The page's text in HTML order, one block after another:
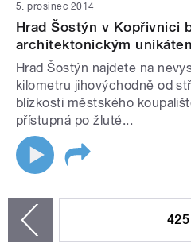
5. prosinec 2014
Hrad Šostýn v Kopřivnici
architektonickým
Hrad Šostýn najdete na
kilometru jihovýchodně od
blízkosti městského
přístupná po žluté...
425